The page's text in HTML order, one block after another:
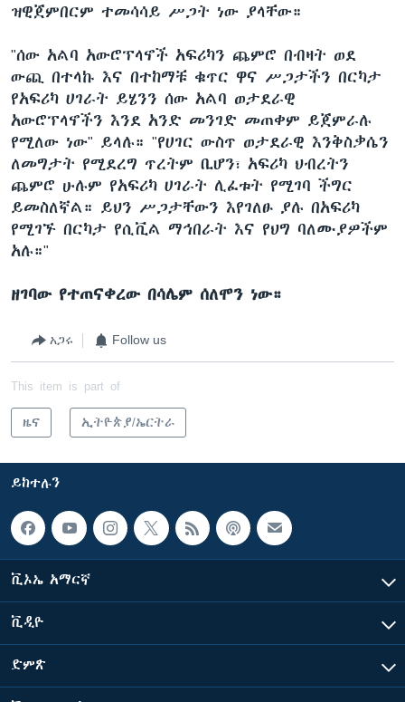
ዝዊጀምበርም ተመሳሳይ ሥጋት ነው ያላቸው።
"ሰው አልባ አውሮፕላኖች አፍሪካን ጨምሮ በብዛት ወደ
ውጪ በተላኩ እና በተከማቹ ቁጥር ዋና ሥጋታችን በርካታ
የአፍሪካ ሀገራት ይሄንን ሰው አልባ ወታደራዊ
አውሮፕላኖችን እንደ አንድ መንገድ መጠቀም ይጀምራሉ
የሚለው ነው" ይላሉ። "የሀገር ውስጥ ወታደራዊ እንቅስቃሴን
ለመግታት የሚደረግ ጥረትም ቢሆን፣ አፍሪካ ህብረትን
ጨምሮ ሁሉም የአፍሪካ ሀገራት ሊፈቱት የሚገባ ችግር
ይመስለኛል። ይህን ሥጋታቸውን እየገለፁ ያሉ በአፍሪካ
የሚገኙ በርካታ የሲቪል ማኅበራት እና የህግ ባለሙያዎችም
አሉ።"
ዘገባው የተጠናቀረው በሳሌም ሰለሞን ነው።
አጋሩ Follow us
This item is part of
ዜና ኢትዮጵያ/ኤርትራ
ይከተሉን
ቪኦኤ አማርኛ
ቪዲዮ
ድምጽ